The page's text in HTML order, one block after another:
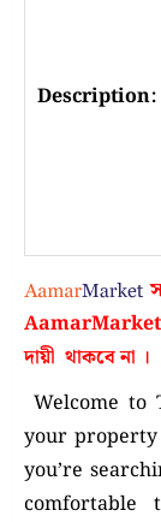
Description:
দায়ী থাকবে না ।
Welcome
your property
you’re